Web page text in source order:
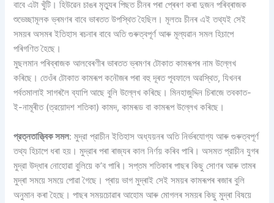
বাবে এটা খুঁটি। হিউৱেন চাঙৰ মৃত্যুৰ পিছত চীনৰ পৰা প্ৰেৰণ কৰা দুজন পৰিব্ৰাজক
শুভেচ্ছামূলক ভ্ৰমণৰ বাবে ভাৰতত উপস্থিত হৈছিল। মূলতঃ চীনৰ এই তথ্যই সেই
সময়ৰ অসমৰ ইতিহাস ৰচনাৰ বাবে অতি গুৰুত্বপূৰ্ণ আৰু মূল্যৱান সমল হিচাপে
পৰিগণিত হৈছে।
মুছলমান পৰিব্ৰাজক আলবেৰণীৰ ভাৰতত ভ্ৰমণৰ টোকাত কামৰূপৰ নাম উল্লেখ
কৰিছে। তেওঁৰ টোকাত কামৰূপ কনৌজৰ পৰা বহু দূৰত পূবফালে অৱস্থিত, যিখনৰ
পর্বতমালাই সাগৰলৈ ব্যাপি আছে বুলি উল্লেখ কৰিছে। মিনহাজুদ্দিন চিৰাজে তবকাত-
ই-নামূৰীত (ত্রয়োদশ শতিকা) কামদ, কামৰূড বা কামৰূপ উল্লেখ কৰিছে।
প্রত্নতাত্ত্বিক সমল: মুদ্রা প্রাচীন ইতিহাস অধ্যয়নৰ অতি নিৰ্ভৰযোগ্য আৰু গুৰুত্বপূৰ্ণ
তথ্য হিচাপে ধৰা হয়। মুদ্রাৰ পৰা ৰাজ্যৰ কাল নিৰ্ণয় কৰিব পাৰি। অসমত প্রাচীন যুগৰ
মুদ্রা উদ্ধাৰ নোহোৱা বুলিয়ে ক’ব পাৰি। সপ্তম শতিকাৰ পাছৰ কিছু সোণৰ আৰু তামৰ
মুদ্ৰা সময়ে সময়ে পোৱা গৈছে। প্ৰায় ভাগ মুদ্ৰাই সেই সময়ৰ কামৰূপৰ ৰজাৰ বুলি
অনুমান কৰা হৈছে। পাছৰ সময়চোৱাৰ আহোম আৰু মোগলৰ সময়ৰ কিছু মুদ্ৰা বিষয়ে